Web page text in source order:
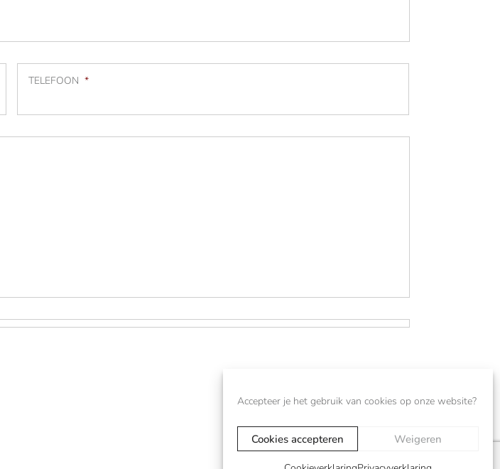
Accepteer je het gebruik van cookies op onze website?
Cookies accepteren Weigeren
TELEFOON *